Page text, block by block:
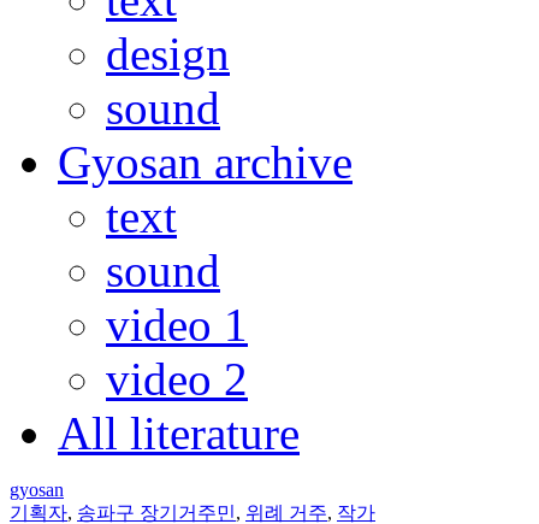
design
sound
Gyosan archive
text
sound
video 1
video 2
All literature
gyosan
기획자, 송파구 장기거주민, 위례 거주, 작가